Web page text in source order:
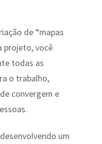
de “mapas
projeto, você
todas as
o trabalho,
convergem e
um